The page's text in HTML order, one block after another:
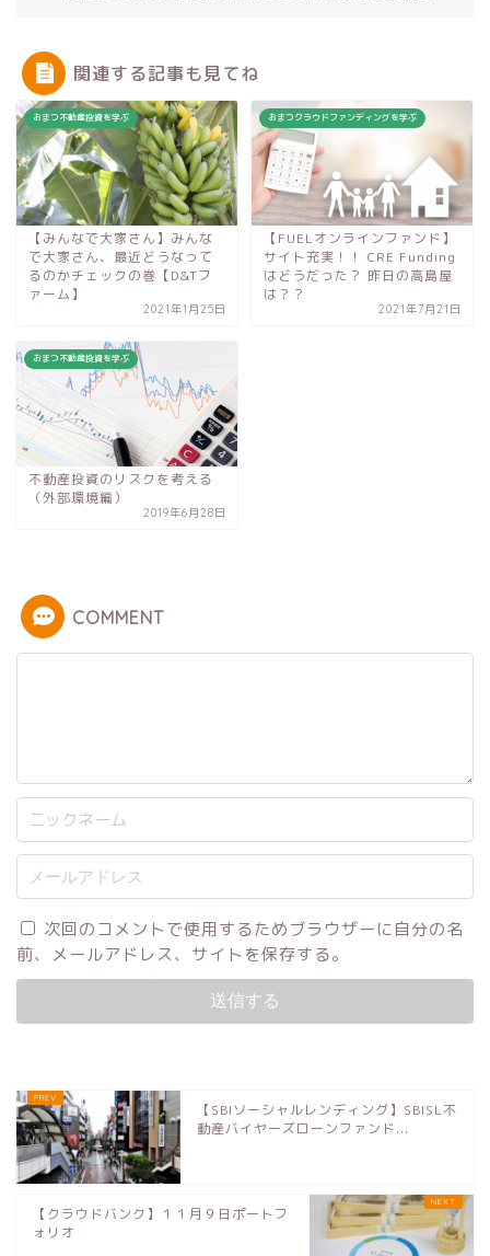
関連する記事も見てね
おまつ不動産投資を学ぶ
【みんなで大家さん】みんな
で大家さん、最近どうなって
るのかチェックの巻【D&Tフ
ァーム】
2021年1月25日
おまつクラウドファンディングを学ぶ
【FUELオンラインファンド】
サイト充実！！ CRE Funding
はどうだった？ 昨日の高島屋
は？？
2021年7月21日
おまつ不動産投資を学ぶ
不動産投資のリスクを考える
（外部環境編）
2019年6月28日
COMMENT
次回のコメントで使用するためブラウザーに自分の名
前、メールアドレス、サイトを保存する。
【SBIソーシャルレンディング】SBISL不
動産バイヤーズローンファンド...
【クラウドバンク】１１月９日ポートフ
ォリオ